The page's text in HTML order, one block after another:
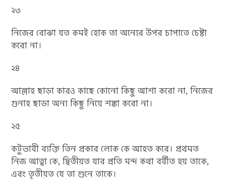
২৩
নিজের বোঝা যত কমই হোক তা অন্যের উপর চাপাতে চেষ্টা
করো না।
২৪
আল্লাহ ছাড়া কারও কাছে কোনো কিছু আশা করো না, নিজের
গুনাহ ছাড়া অন্য কিছু নিয়ে শঙ্কা করো না।
২৫
কটুভাষী ব্যক্তি তিন প্রকার লোক কে আহত করে। প্রথমত
নিজ আত্বা কে, দ্বিতীয়ত যার প্রতি মন্দ কথা বর্ষীত হয় তাকে,
এবং তৃতীয়ত যে তা শুনে তাকে।